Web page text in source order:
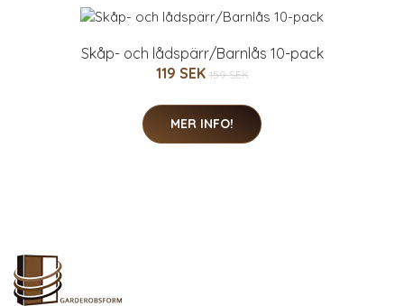
Skåp- och lådspärr/Barnlås 10-pack
119 SEK 159 SEK
MER INFO!